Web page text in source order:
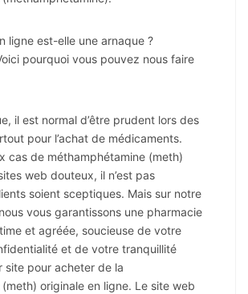
ligne est-elle une arnaque ?
pourquoi vous pouvez nous faire
il est normal d’être prudent lors des
pour l’achat de médicaments.
cas de méthamphétamine (meth)
web douteux, il n’est pas
soient sceptiques. Mais sur notre
vous garantissons une pharmacie
et agréée, soucieuse de votre
et de votre tranquillité
site pour acheter de la
originale en ligne. Le site web